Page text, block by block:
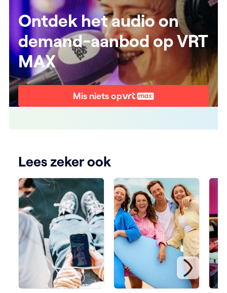
Ontdek het audio on
demand-aanbod op VRT
MAX
Mis niets op
Lees zeker ook